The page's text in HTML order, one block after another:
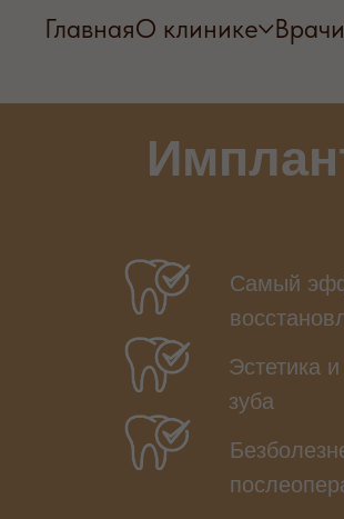
ГлавнаяО клинике
Самый
Эстетика
зуба